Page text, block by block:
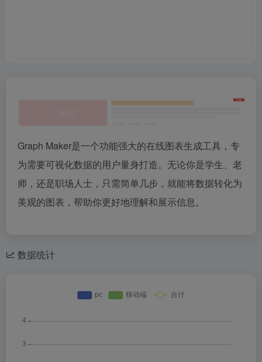
Graph Maker是一个功能强大的在线图表生成工具，专
为需要可视化数据的用户量身打造。无论你是学生、老
师，还是职场人士，只需简单几步，就能将数据转化为
美观的图表，帮助你更好地理解和展示信息。
数据统计